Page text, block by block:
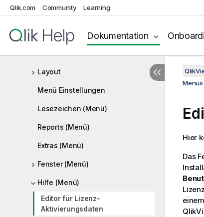
Qlik.com Community Learning
Dokumentation
Bearbeiten (Menü)
Ansicht (Menü)
Layout
Menü Einstellungen
Lesezeichen (Menü)
Reports (Menü)
Extras (Menü)
Fenster (Menü)
Hilfe (Menü)
Editor für Lizenz-
Aktivierungsdaten
Hier
Das